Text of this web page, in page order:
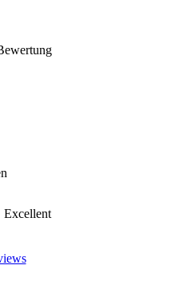
Excellent